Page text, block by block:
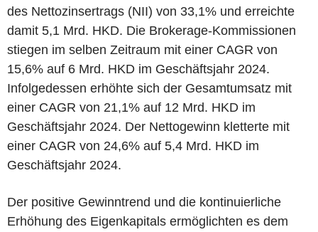
des Nettozinsertrags (NII) von 33,1% und erreichte
damit 5,1 Mrd. HKD. Die Brokerage-Kommissionen
stiegen im selben Zeitraum mit einer CAGR von
15,6% auf 6 Mrd. HKD im Geschäftsjahr 2024.
Infolgedessen erhöhte sich der Gesamtumsatz mit
einer CAGR von 21,1% auf 12 Mrd. HKD im
Geschäftsjahr 2024. Der Nettogewinn kletterte mit
einer CAGR von 24,6% auf 5,4 Mrd. HKD im
Geschäftsjahr 2024.
Der positive Gewinntrend und die kontinuierliche
Erhöhung des Eigenkapitals ermöglichten es dem